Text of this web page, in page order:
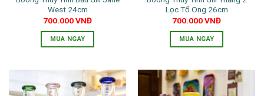
chọn
trên
trang
sản
West 24cm
700.000VNĐ
MUA NGAY
có
Lọc Tổ Ong 26cm
700.000VNĐ
MUA NGAY
này
có